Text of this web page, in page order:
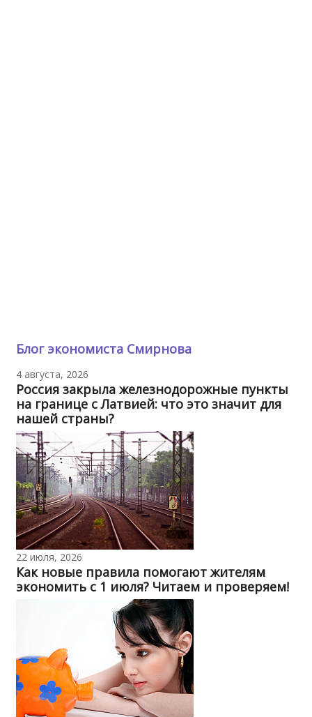
Блог экономиста Смирнова
4 августа, 2026
Россия закрыла железнодорожные пункты
на границе с Латвией: что это значит для
нашей страны?
22 июля, 2026
Как новые правила помогают жителям
экономить с 1 июля? Читаем и проверяем!